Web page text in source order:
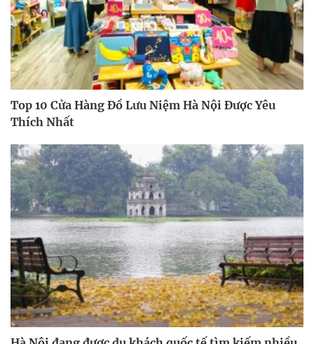
Top 10 Cửa Hàng Đồ Lưu Niệm Hà Nội Được Yêu
Thích Nhất